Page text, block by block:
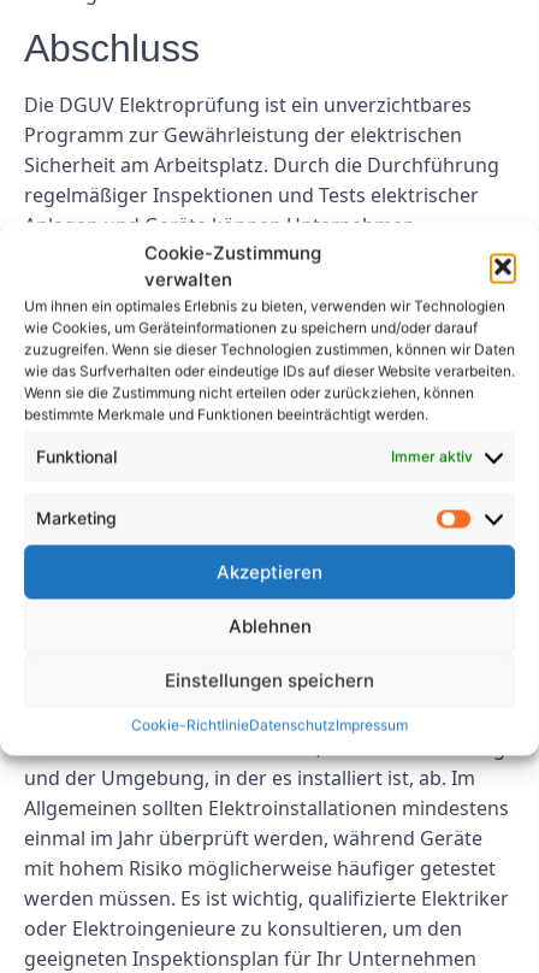
Cookie-Zustimmung
verwalten
Um ihnen ein optimales Erlebnis zu bieten, verwenden wir Technologien
wie Cookies, um Geräteinformationen zu speichern und/oder darauf
zuzugreifen. Wenn sie dieser Technologien zustimmen, können wir Daten
wie das Surfverhalten oder eindeutige IDs auf dieser Website verarbeiten.
Wenn sie die Zustimmung nicht erteilen oder zurückziehen, können
bestimmte Merkmale und Funktionen beeinträchtigt werden.
Funktional Immer aktiv
Marketing
Akzeptieren
Ablehnen
Einstellungen speichern
Cookie-RichtlinieDatenschutzImpressum
Abschluss
Die DGUV Elektroprüfung ist ein unverzichtbares
Programm zur Gewährleistung der elektrischen
Sicherheit am Arbeitsplatz. Durch die Durchführung
regelmäßiger Inspektionen und Tests elektrischer
Anlagen und Geräte können Unternehmen
potenzielle Gefahren erkennen und beheben, bevor
sie Unfälle oder Verletzungen verursachen. Die
Einhaltung der Programmanforderungen hilft
Unternehmen dabei, rechtliche Verpflichtungen zu
erfüllen, ihre Mitarbeiter und Vermögenswerte zu
schützen und ihr Engagement für die Sicherheit am
1. Wie oft sollte die DGUV
Elektroprüfung durchgeführt
Die Häufigkeit der Inspektionen und Prüfungen
durch die DGUV Elektroprüfung hängt von der Art
und der Umgebung, in der es installiert ist, ab. Im
Allgemeinen sollten Elektroinstallationen mindestens
einmal im Jahr überprüft werden, während Geräte
mit hohem Risiko möglicherweise häufiger getestet
werden müssen. Es ist wichtig, qualifizierte Elektriker
oder Elektroingenieure zu konsultieren, um den
geeigneten Inspektionsplan für Ihr Unternehmen